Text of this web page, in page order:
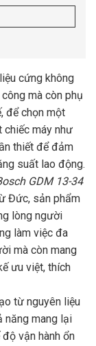
cứng không
mà còn phụ
để chọn một
chiếc máy như
thiết để đảm
suất lao động.
GDM 13-34
Đức, sản phẩm
lòng người
làm việc đa
mà còn mang
ưu việt, thích
từ nguyên liệu
năng mang lại
vận hành ổn